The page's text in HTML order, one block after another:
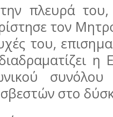
πλευρά του,
τον
του,
η
στο